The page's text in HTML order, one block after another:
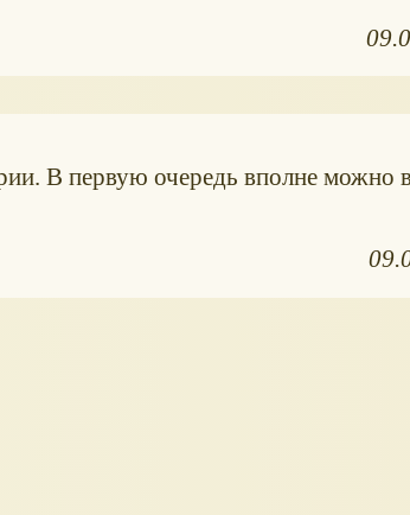
В первую очередь вполне можно